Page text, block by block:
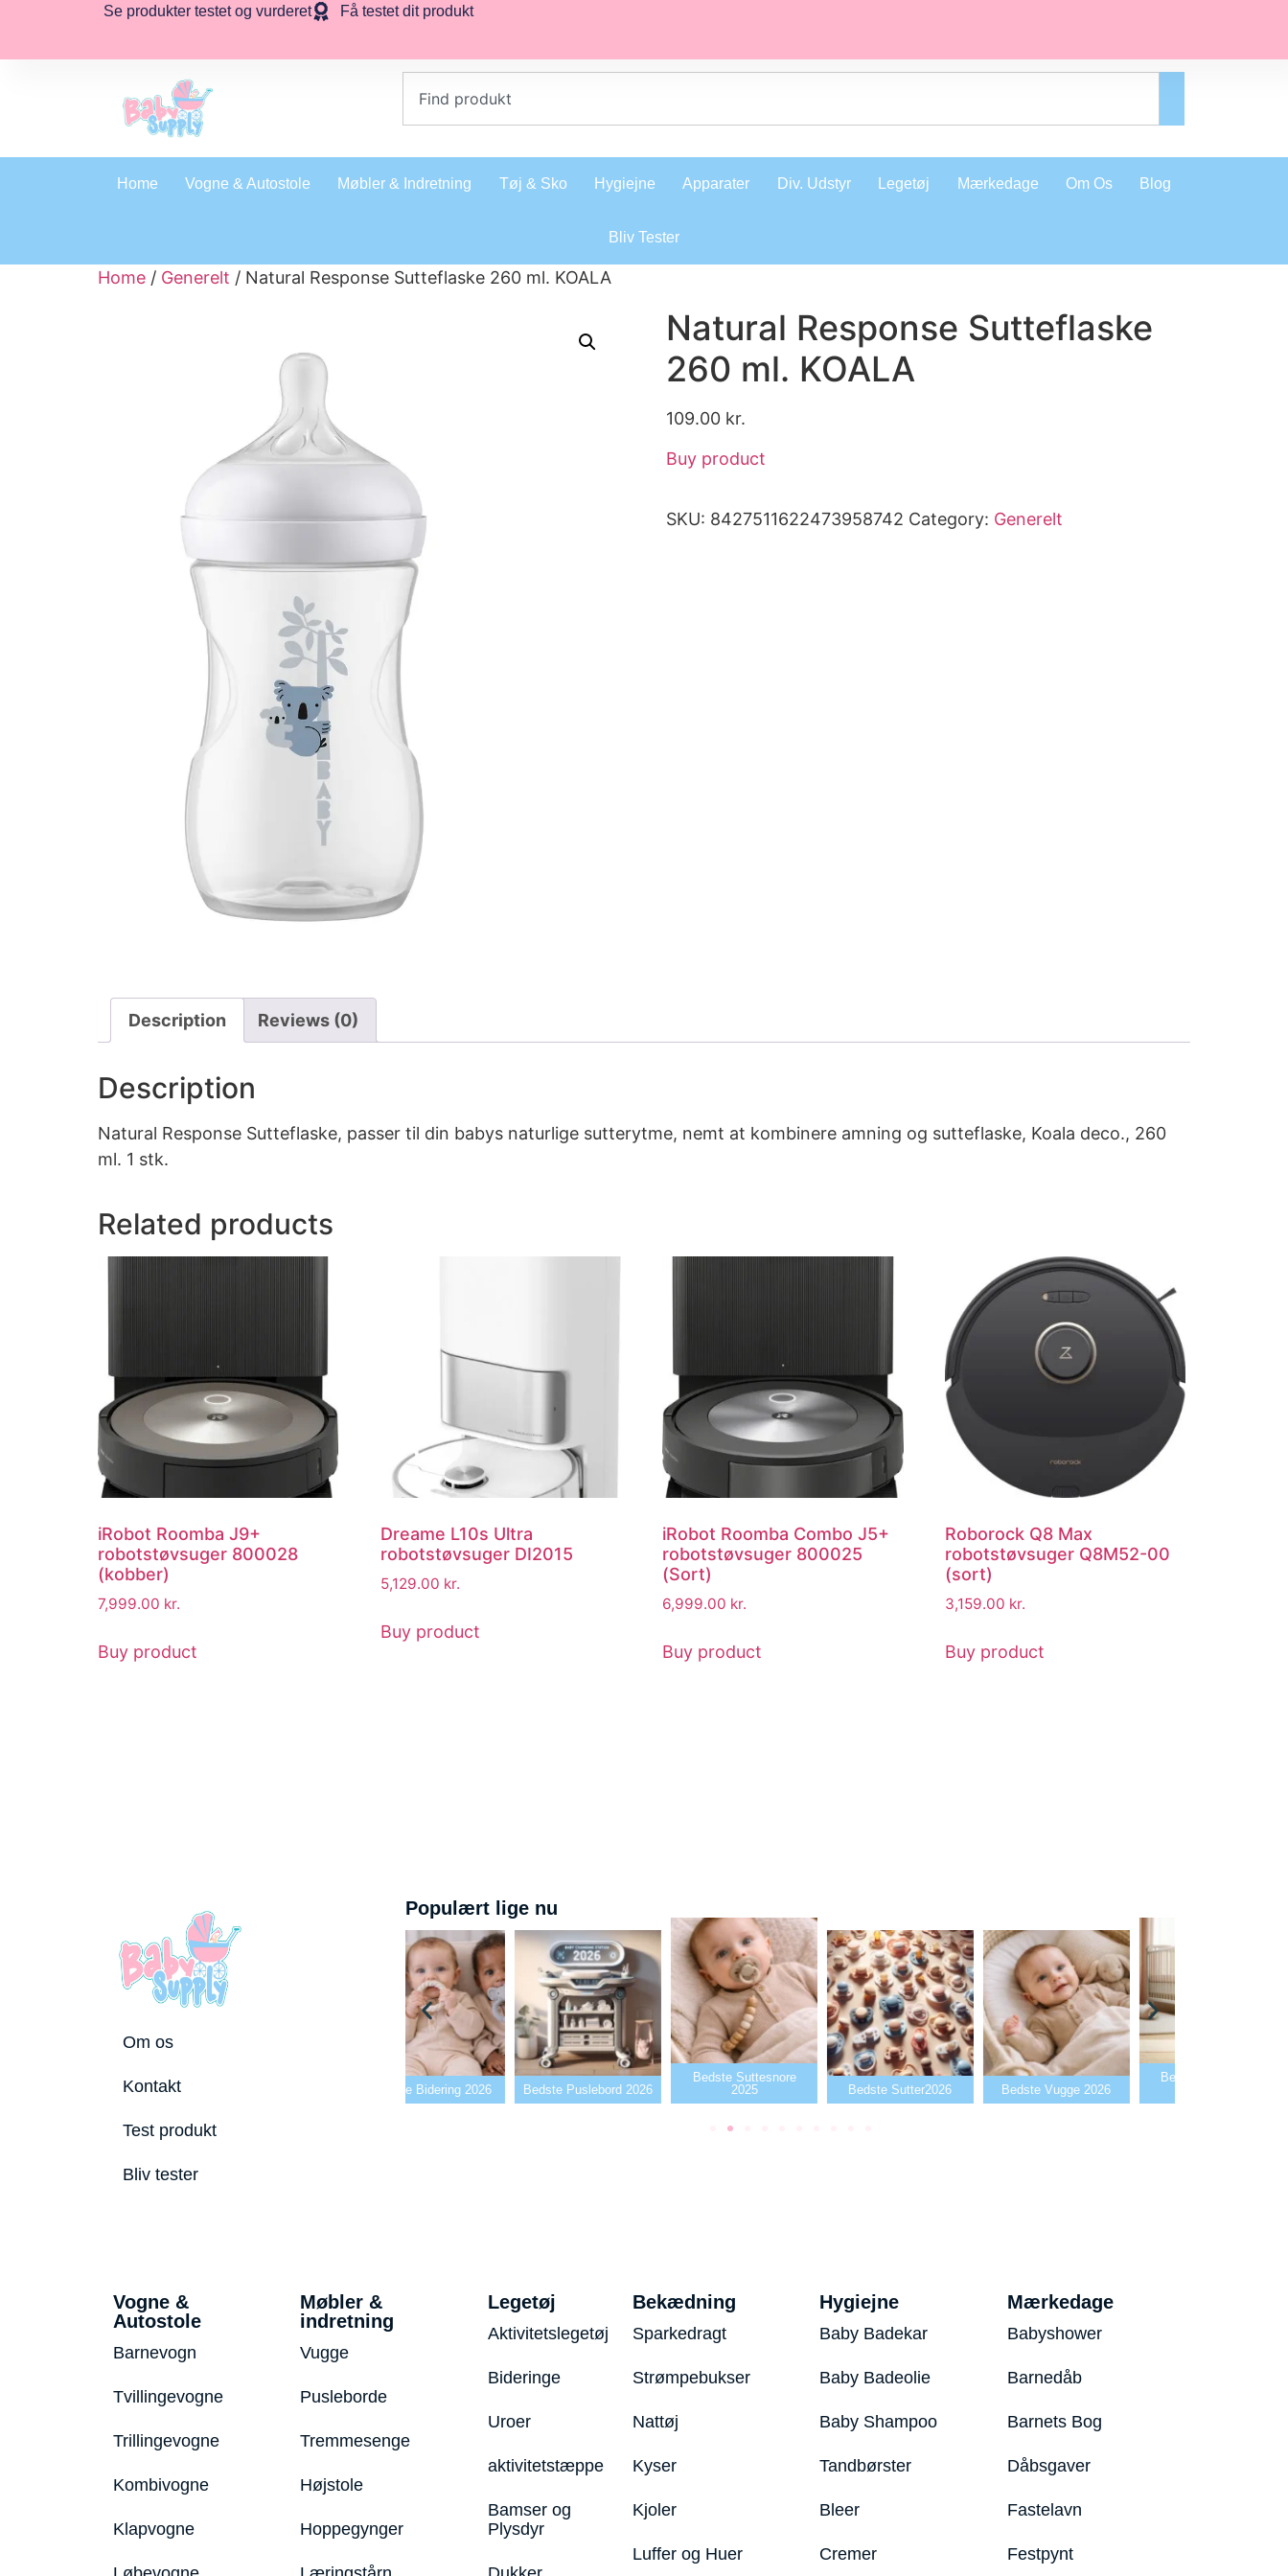
Se produkter testet og vurderet Få testet dit produkt
Home Vogne & Autostole Møbler & Indretning Tøj & Sko Hygiejne Apparater Div. Udstyr Legetøj Mærkedage Om Os Blog
Bliv Tester
Home / Generelt / Natural Response Sutteflaske 260 ml. KOALA
Natural Response Sutteflaske
260 ml. KOALA
109.00 kr.
Buy product
SKU: 8427511622473958742 Category: Generelt
Description Reviews (0)
Description
Natural Response Sutteflaske, passer til din babys naturlige sutterytme, nemt at kombinere amning og sutteflaske, Koala deco., 260
ml. 1 stk.
Related products
iRobot Roomba J9+
robotstøvsuger 800028
(kobber)
7,999.00 kr.
Buy product
Dreame L10s Ultra
robotstøvsuger DI2015
5,129.00 kr.
Buy product
iRobot Roomba Combo J5+
robotstøvsuger 800025
(Sort)
6,999.00 kr.
Buy product
Roborock Q8 Max
robotstøvsuger Q8M52-00
(sort)
3,159.00 kr.
Buy product
Om os
Kontakt
Test produkt
Bliv tester
Populært lige nu
Bedste puslepude 2026 Bedste Puslebord 2026
Bedste Suttesnore
2025
Bedste Sutter2026 Bedste Vugge 2026
Bedste Babyalarm
2026
Vogne &
Autostole
Barnevogn
Tvillingevogne
Trillingevogne
Kombivogne
Klapvogne
Møbler &
indretning
Vugge
Pusleborde
Tremmesenge
Højstole
Hoppegynger
Legetøj
Aktivitetslegetøj
Bideringe
Uroer
aktivitetstæppe
Bamser og
Plysdyr
Bekædning
Sparkedragt
Strømpebukser
Nattøj
Kyser
Kjoler
Luffer og Huer
Hygiejne
Baby Badekar
Baby Badeolie
Baby Shampoo
Tandbørster
Bleer
Cremer
Mærkedage
Babyshower
Barnedåb
Barnets Bog
Dåbsgaver
Fastelavn
Festpynt